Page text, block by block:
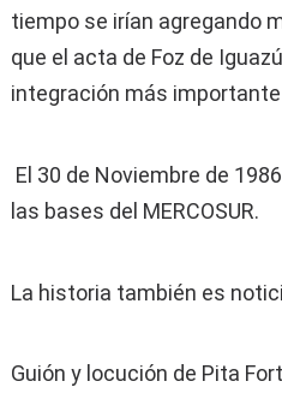
tiempo se irían agregando
que el acta de Foz de
integración más importante
El 30 de Noviembre de
las bases del MERCOSUR.
La historia también es
Guión y locución de Pita